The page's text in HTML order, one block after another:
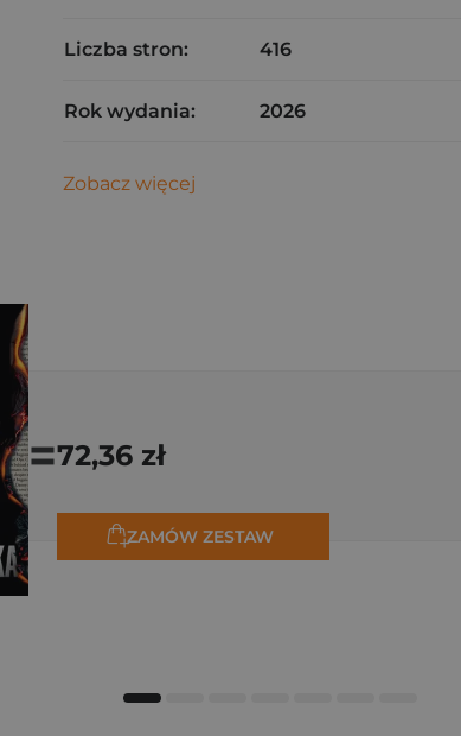
Liczba stron: 416
Rok wydania: 2026
Zobacz więcej
=72,36 zł
ZAMÓW ZESTAW